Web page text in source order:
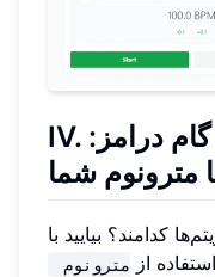
IV. تمرین‌های گام به گام درامز:
مترونوم شما
کدامند؟ بیایید با
از
مترونوم